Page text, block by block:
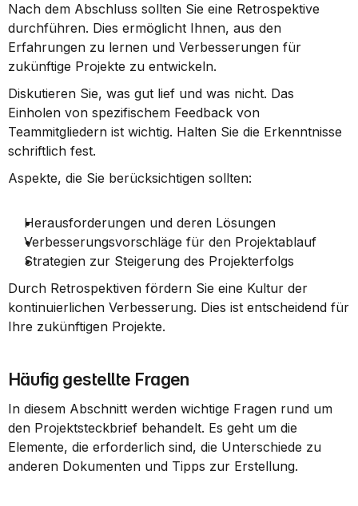
Nach dem Abschluss sollten Sie eine Retrospektive
durchführen. Dies ermöglicht Ihnen, aus den
Erfahrungen zu lernen und Verbesserungen für
zukünftige Projekte zu entwickeln.
Diskutieren Sie, was gut lief und was nicht. Das
Einholen von spezifischem Feedback von
Teammitgliedern ist wichtig. Halten Sie die Erkenntnisse
schriftlich fest.
Aspekte, die Sie berücksichtigen sollten:
Herausforderungen und deren Lösungen
Verbesserungsvorschläge für den Projektablauf
Strategien zur Steigerung des Projekterfolgs
Durch Retrospektiven fördern Sie eine Kultur der
kontinuierlichen Verbesserung. Dies ist entscheidend für
Ihre zukünftigen Projekte.
Häufig gestellte Fragen
In diesem Abschnitt werden wichtige Fragen rund um
den Projektsteckbrief behandelt. Es geht um die
Elemente, die erforderlich sind, die Unterschiede zu
anderen Dokumenten und Tipps zur Erstellung.